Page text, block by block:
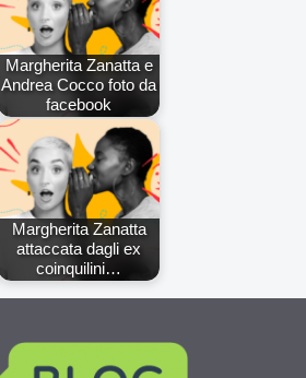
Margherita Zanatta e
Andrea Cocco foto da
facebook
Margherita Zanatta
attaccata dagli ex
coinquilini…